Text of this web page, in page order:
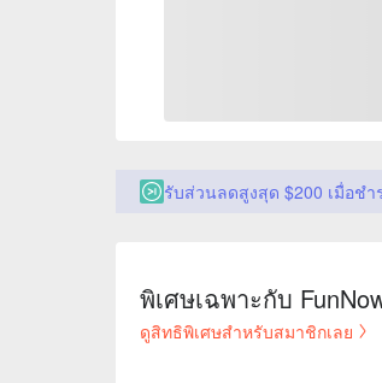
รับส่วนลดสูงสุด $200 เมื่อชำ
พิเศษเฉพาะกับ
ดูสิทธิพิเศษสำหรับสมาชิกเลย